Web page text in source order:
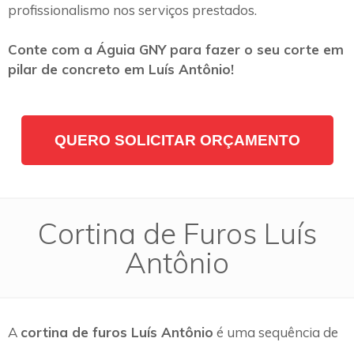
profissionalismo nos serviços prestados.
Conte com a Águia GNY para fazer o seu corte em
pilar de concreto em Luís Antônio!
QUERO SOLICITAR ORÇAMENTO
Cortina de Furos Luís
Antônio
A cortina de furos Luís Antônio é uma sequência de